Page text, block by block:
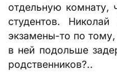
отдельную комнату,
студентов.
экзамены-то по
в ней подольше
родственников?..